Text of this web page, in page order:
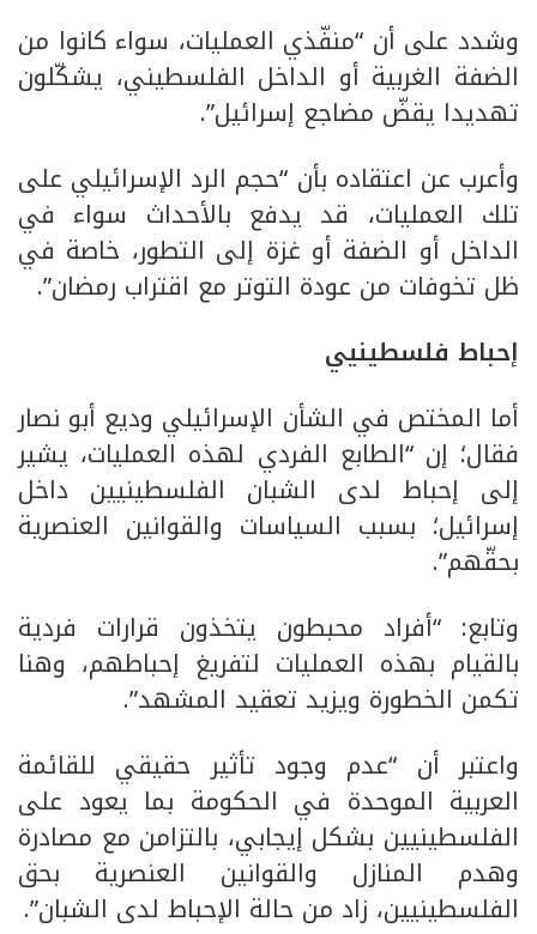
وشدد على أن “منفّذي العمليات، سواء كانوا من
الضفة الغربية أو الداخل الفلسطيني، يشكّلون
تهديدا يقضّ مضاجع إسرائيل”.
وأعرب عن اعتقاده بأن “حجم الرد الإسرائيلي على
تلك العمليات، قد يدفع بالأحداث سواء في
الداخل أو الضفة أو غزة إلى التطور، خاصة في
ظل تخوفات من عودة التوتر مع اقتراب رمضان”.
إحباط فلسطينيي
أما المختص في الشأن الإسرائيلي وديع أبو نصار
فقال؛ إن “الطابع الفردي لهذه العمليات، يشير
إلى إحباط لدى الشبان الفلسطينيين داخل
إسرائيل؛ بسبب السياسات والقوانين العنصرية
بحقّهم”.
وتابع: “أفراد محبطون يتخذون قرارات فردية
بالقيام بهذه العمليات لتفريغ إحباطهم، وهنا
تكمن الخطورة ويزيد تعقيد المشهد”.
واعتبر أن “عدم وجود تأثير حقيقي للقائمة
العربية الموحدة في الحكومة بما يعود على
الفلسطينيين بشكل إيجابي، بالتزامن مع مصادرة
وهدم المنازل والقوانين العنصرية بحق
الفلسطينيين، زاد من حالة الإحباط لدى الشبان”.